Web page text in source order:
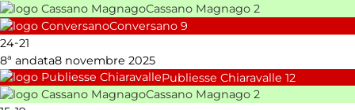
Cassano Magnago 2
Conversano 9
24-21
8ª andata8 novembre 2025
Publiesse Chiaravalle 12
Cassano Magnago 2